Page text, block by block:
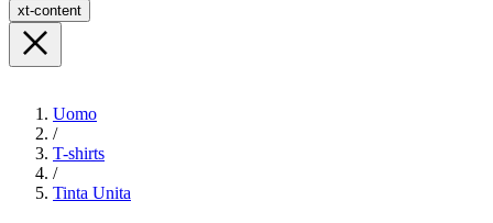
xt-content
Uomo
/
T-shirts
/
Tinta Unita